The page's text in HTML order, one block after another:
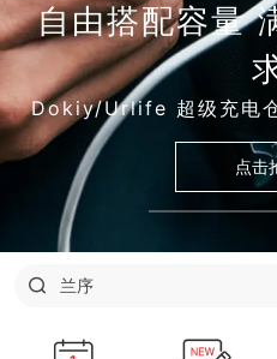
自由搭配容量
Dokiy/Urlife 超级充电
点击
和田玉
兰序